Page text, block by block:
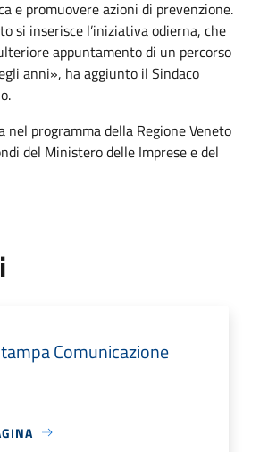
e promuovere azioni di prevenzione.
si inserisce l’iniziativa odierna, che
appuntamento di un percorso
anni», ha aggiunto il Sindaco
nel programma della Regione Veneto
del Ministero delle Imprese e del
Comunicazione